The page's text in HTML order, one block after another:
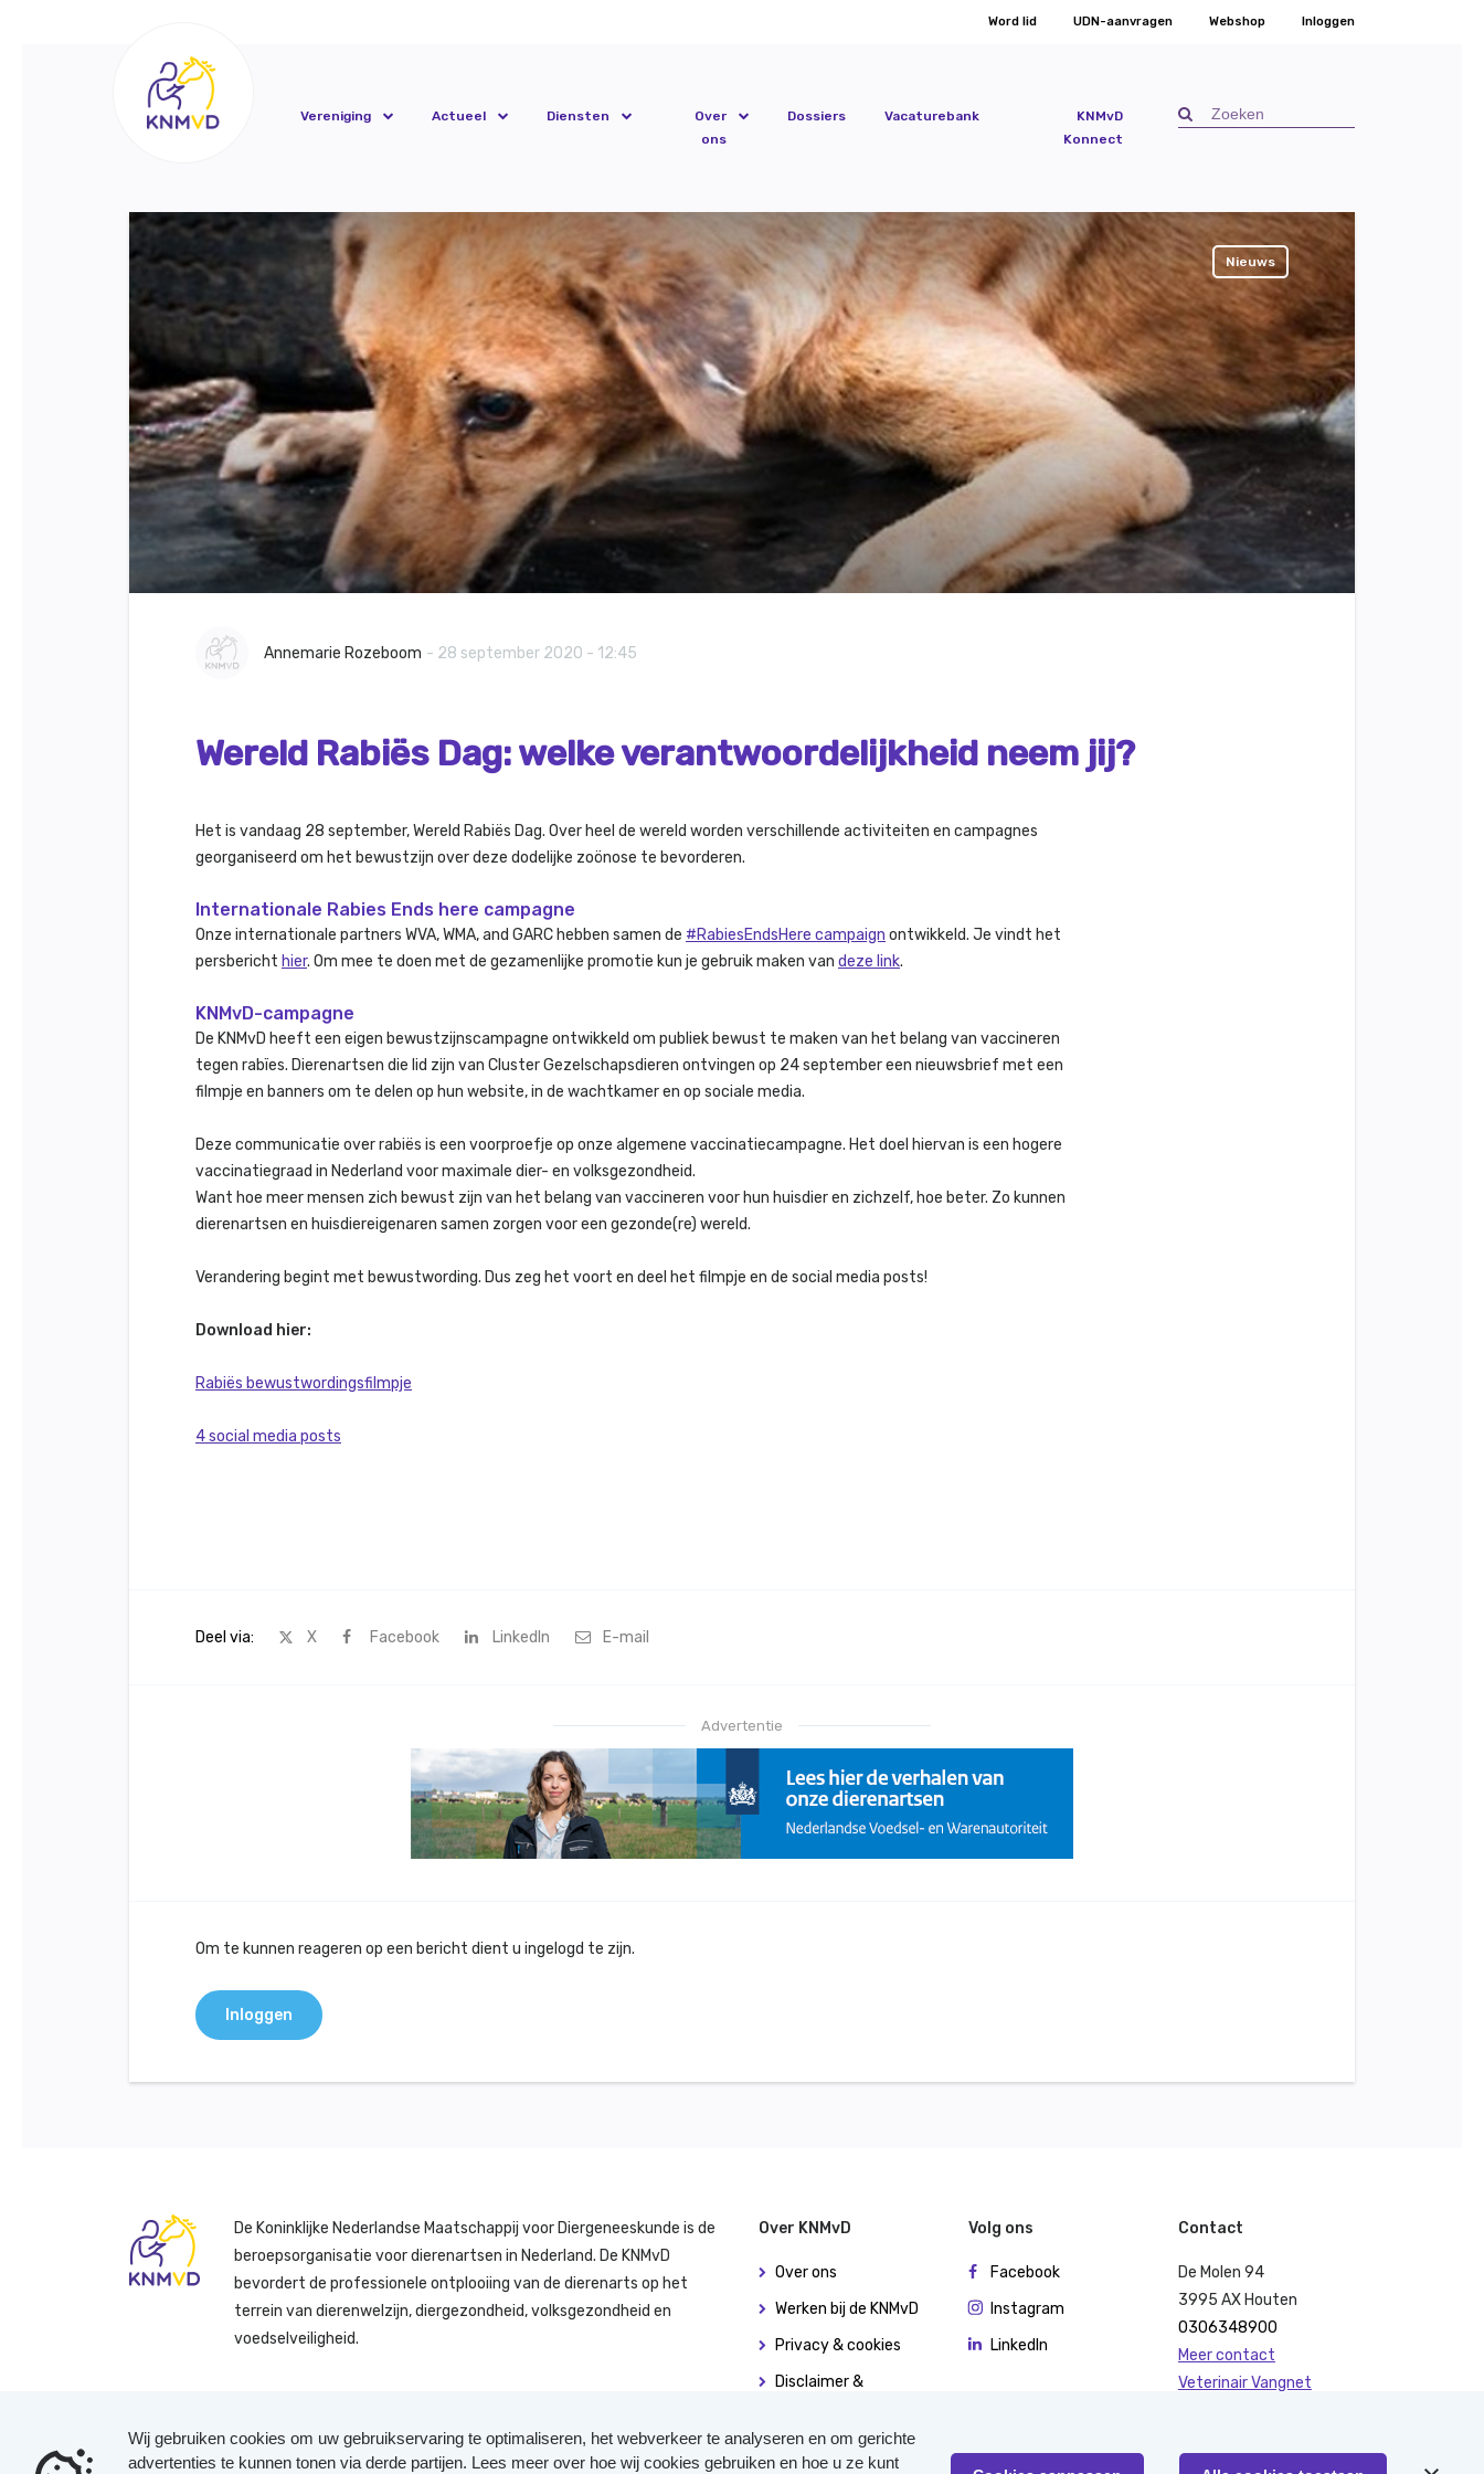
Word lid UDN-aanvragen Webshop Inloggen
Vereniging Actueel Diensten
Over
ons
Dossiers Vacaturebank
KNMvD
Konnect
Nieuws
Annemarie Rozeboom - 28 september 2020 - 12:45
Wereld Rabiës Dag: welke verantwoordelijkheid neem jij?
Het is vandaag 28 september, Wereld Rabiës Dag. Over heel de wereld worden verschillende activiteiten en campagnes
georganiseerd om het bewustzijn over deze dodelijke zoönose te bevorderen.
Internationale Rabies Ends here campagne
Onze internationale partners WVA, WMA, and GARC hebben samen de #RabiesEndsHere campaign ontwikkeld. Je vindt het
persbericht hier. Om mee te doen met de gezamenlijke promotie kun je gebruik maken van deze link.
KNMvD-campagne
De KNMvD heeft een eigen bewustzijnscampagne ontwikkeld om publiek bewust te maken van het belang van vaccineren
tegen rabïes. Dierenartsen die lid zijn van Cluster Gezelschapsdieren ontvingen op 24 september een nieuwsbrief met een
filmpje en banners om te delen op hun website, in de wachtkamer en op sociale media.
Deze communicatie over rabiës is een voorproefje op onze algemene vaccinatiecampagne. Het doel hiervan is een hogere
vaccinatiegraad in Nederland voor maximale dier- en volksgezondheid.
Want hoe meer mensen zich bewust zijn van het belang van vaccineren voor hun huisdier en zichzelf, hoe beter. Zo kunnen
dierenartsen en huisdiereigenaren samen zorgen voor een gezonde(re) wereld.
Verandering begint met bewustwording. Dus zeg het voort en deel het filmpje en de social media posts!
Download hier:
Rabiës bewustwordingsfilmpje
4 social media posts
Deel via: X Facebook LinkedIn E-mail
Advertentie
Om te kunnen reageren op een bericht dient u ingelogd te zijn.
Inloggen
De Koninklijke Nederlandse Maatschappij voor Diergeneeskunde is de
beroepsorganisatie voor dierenartsen in Nederland. De KNMvD
bevordert de professionele ontplooiing van de dierenarts op het
terrein van dierenwelzijn, diergezondheid, volksgezondheid en
voedselveiligheid.
Over KNMvD
Over ons
Werken bij de KNMvD
Privacy & cookies
Disclaimer &
Algemene
Volg ons
Facebook
Instagram
LinkedIn
Contact
De Molen 94
3995 AX Houten
0306348900
Meer contact
Veterinair Vangnet
KvK 40477835
Wij gebruiken cookies om uw gebruikservaring te optimaliseren, het webverkeer te analyseren en om gerichte
advertenties te kunnen tonen via derde partijen. Lees meer over hoe wij cookies gebruiken en hoe u ze kunt